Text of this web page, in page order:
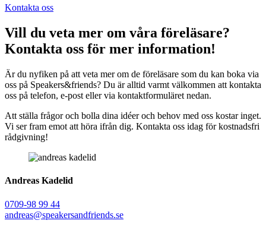
Kontakta oss
Vill du veta mer om våra föreläsare?
Kontakta oss för mer information!
Är du nyfiken på att veta mer om de föreläsare som du kan boka via
oss på Speakers&friends? Du är alltid varmt välkommen att kontakta
oss på telefon, e-post eller via kontaktformuläret nedan.
Att ställa frågor och bolla dina idéer och behov med oss kostar inget.
Vi ser fram emot att höra ifrån dig. Kontakta oss idag för kostnadsfri
rådgivning!
Andreas Kadelid ​
0709-98 99 44
andreas@speakersandfriends.se​